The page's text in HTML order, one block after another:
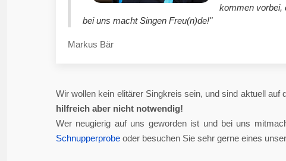
kommen vorbei,
bei uns macht Singen Freu(n)de!"
Markus Bär
Wir wollen kein elitärer Singkreis sein, und sind aktuell auf
hilfreich aber nicht notwendig!
Wer neugierig auf uns geworden ist und bei uns
Schnupperprobe oder besuchen Sie sehr gerne eines